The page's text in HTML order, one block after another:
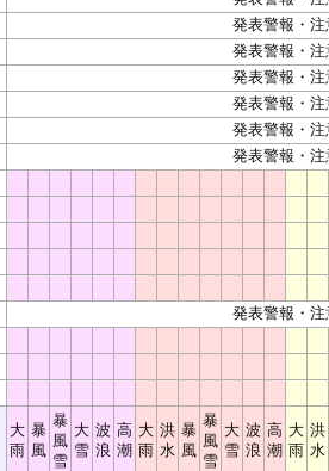
発表警報・
発表警報・
発表警報・
発表警報・
発表警報・
発表警報・
発表警報・
大
雨
暴
風
暴
風
雪
大
雪
波
浪
高
潮
大
雨
洪
水
暴
風
暴
風
雪
大
雪
波
浪
高
潮
大
雨
洪
水